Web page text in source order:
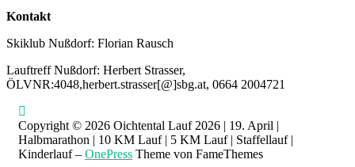
Kontakt
Skiklub Nußdorf: Florian Rausch
Lauftreff Nußdorf: Herbert Strasser,
ÖLVNR:4048,herbert.strasser[@]sbg.at, 0664 2004721
Copyright © 2026 Oichtental Lauf 2026 | 19. April |
Halbmarathon | 10 KM Lauf | 5 KM Lauf | Staffellauf |
Kinderlauf– OnePress Theme von FameThemes